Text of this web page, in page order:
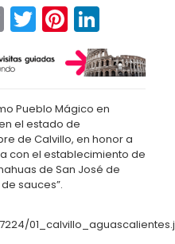
CopyTwitterPinterest
Pueblo Mágico en
el estado de
de Calvillo, en honor a
con el establecimiento de
de San José de
sauces”.